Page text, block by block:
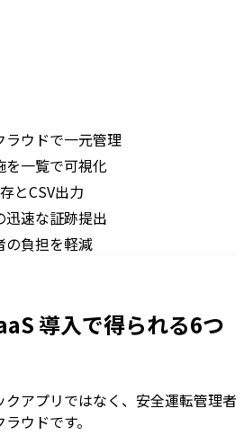
ラウドで一元管理
一覧で可視化
とCSV出力
迅速な証跡提出
の負担を軽減
導入で得られる6つ
アプリではなく、安全運転管理者
ウドです。